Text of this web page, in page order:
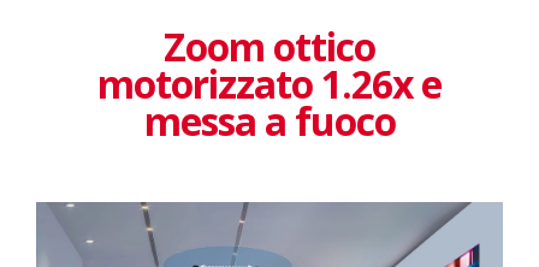
Zoom ottico
motorizzato 1.26x e
messa a fuoco